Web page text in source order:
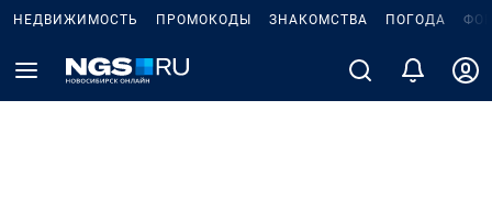
НЕДВИЖИМОСТЬ ПРОМОКОДЫ ЗНАКОМСТВА ПОГОДА